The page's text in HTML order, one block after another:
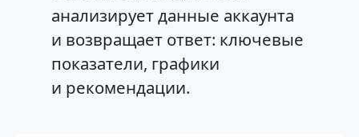
анализирует данные аккаунта
и возвращает ответ: ключевые
показатели, графики
и рекомендации.